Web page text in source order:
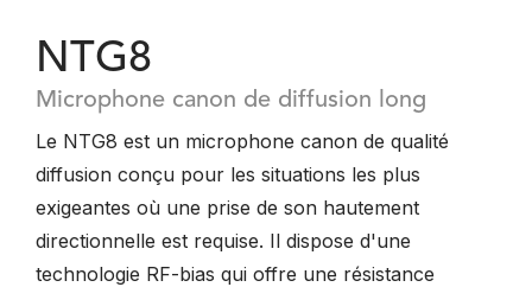
NTG8
Microphone canon de diffusion long
Le NTG8 est un microphone canon de qualité
diffusion conçu pour les situations les plus
exigeantes où une prise de son hautement
directionnelle est requise. Il dispose d'une
technologie RF-bias qui offre une résistance